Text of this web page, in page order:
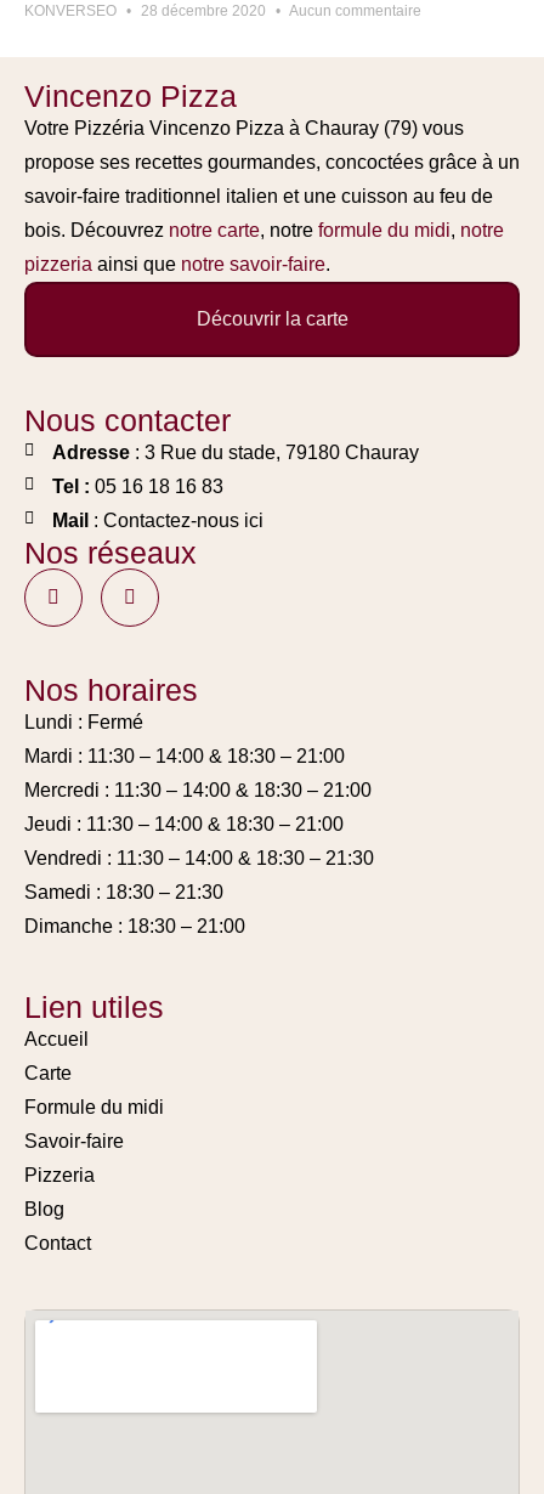
KONVERSEO 28 décembre 2020 Aucun commentaire
Vincenzo Pizza
Votre Pizzéria Vincenzo Pizza à Chauray (79) vous
propose ses recettes gourmandes, concoctées grâce à un
savoir-faire traditionnel italien et une cuisson au feu de
bois. Découvrez notre carte, notre formule du midi, notre
pizzeria ainsi que notre savoir-faire.
Découvrir la carte
Nous contacter
Adresse: 3 Rue du stade, 79180 Chauray
Tel : 05 16 18 16 83
Mail : Contactez-nous ici
Nos réseaux
Nos horaires
Lundi : Fermé
Mardi : 11:30 – 14:00 & 18:30 – 21:00
Mercredi : 11:30 – 14:00 & 18:30 – 21:00
Jeudi : 11:30 – 14:00 & 18:30 – 21:00
Vendredi : 11:30 – 14:00 & 18:30 – 21:30
Samedi : 18:30 – 21:30
Dimanche : 18:30 – 21:00
Lien utiles
Accueil
Carte
Formule du midi
Savoir-faire
Pizzeria
Blog
Contact